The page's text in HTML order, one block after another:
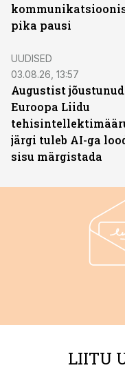
pika pausi
UUDISED
03.08.26, 13:57
Augustist jõustunud
Euroopa Liidu
järgi tuleb AI-ga
sisu märgistada
LIITU